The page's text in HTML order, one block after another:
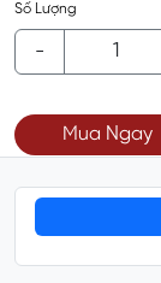
Số Lượng
-
Mua Ngay